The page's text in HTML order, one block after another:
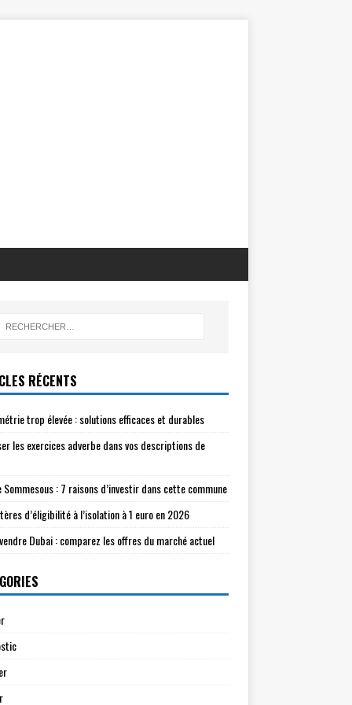
RÉCENTS
trop élevée : solutions efficaces et durables
les exercices adverbe dans vos descriptions de
Sommesous : 7 raisons d’investir dans cette commune
d’éligibilité à l’isolation à 1 euro en 2026
Dubai : comparez les offres du marché actuel